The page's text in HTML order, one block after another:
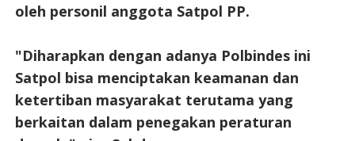
oleh personil anggota Satpol PP.
"Diharapkan dengan adanya Polbindes ini
Satpol bisa menciptakan keamanan dan
ketertiban masyarakat terutama yang
berkaitan dalam penegakan peraturan